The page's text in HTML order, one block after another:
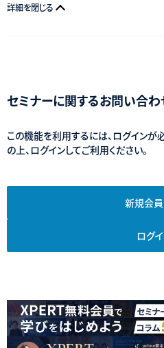
詳細を閉じる
セミナーに関するお問い合わ
この機能を利用するには、ログイン
の上、ログインしてご利用ください。
新規会
ログ